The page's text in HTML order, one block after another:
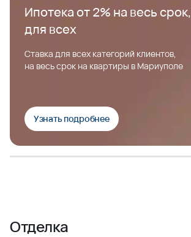
Ипотека от 2% на весь срок,
для всех
Ставка для всех категорий клиентов,
на весь срок на квартиры в Мариуполе
Узнать подробнее
Отделка